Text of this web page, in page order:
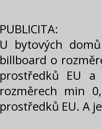
PUBLICITA:
U bytových
billboard o
prostředků EU
rozměrech min
prostředků EU. A